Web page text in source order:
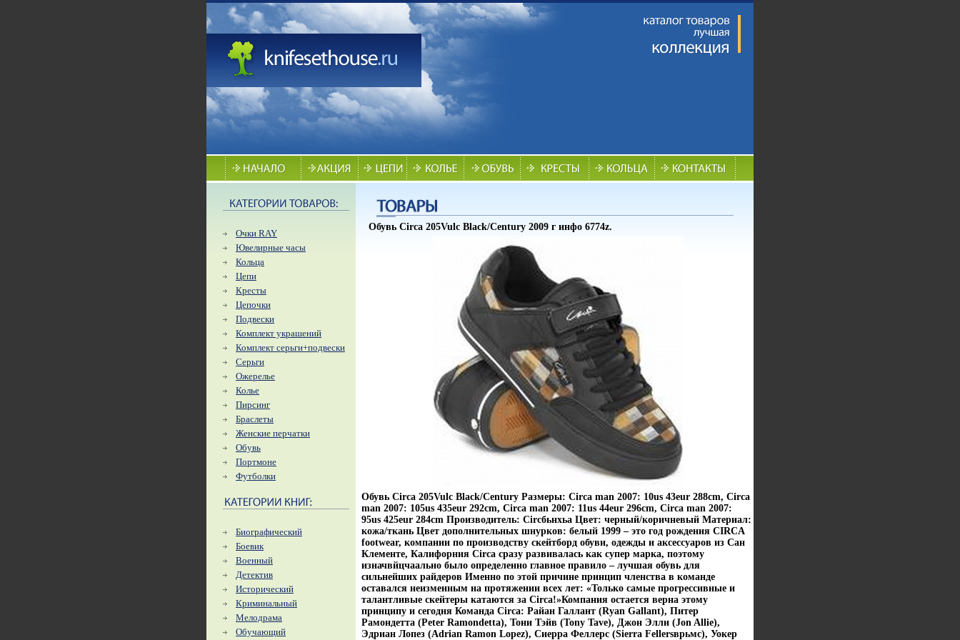
Очки RAY
Ювелирные часы
Кольца
Цепи
Кресты
Цепочки
Подвески
Комплект украшений
Комплект серьги+подвески
Серьги
Ожерелье
Колье
Пирсинг
Браслеты
Женские перчатки
Обувь
Портмоне
Футболки
Биографический
Боевик
Военный
Детектив
Исторический
Криминальный
Мелодрама
Обучающий
Обувь Circa 205Vulc Black/Century 2009 г инфо 6774z.
Обувь Circa 205Vulc Black/Century Размеры: Circa man 2007: 10us 43eur 288cm, Circa
man 2007: 105us 435eur 292cm, Circa man 2007: 11us 44eur 296cm, Circa man 2007:
95us 425eur 284cm Производитель: Circбьнхьa Цвет: черный/коричневый Материал:
кожа/ткань Цвет дополнительных шнурков: белый 1999 – это год рождения CIRCA
footwear, компании по производству скейтборд обуви, одежды и аксессуаров из Сан
Клементе, Калифорния Circa сразу развивалась как супер марка, поэтому
изначвйцчаально было определенно главное правило – лучшая обувь для
сильнейших райдеров Именно по этой причине принцип членства в команде
оставался неизменным на протяжении всех лет: «Только самые прогрессивные и
талантливые скейтеры катаются за Circa!»Компания остается верна этому
принципу и сегодня Команда Circa: Райан Галлант (Ryan Gallant), Питер
Рамондетта (Peter Ramondetta), Тони Тэйв (Tony Tave), Джон Элли (Jon Allie),
Эдриан Лопез (Adrian Ramon Lopez), Сиерра Феллерс (Sierra Fellersврьмс), Уокер